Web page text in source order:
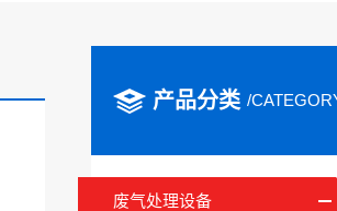
产品分类 /
废气处理设备